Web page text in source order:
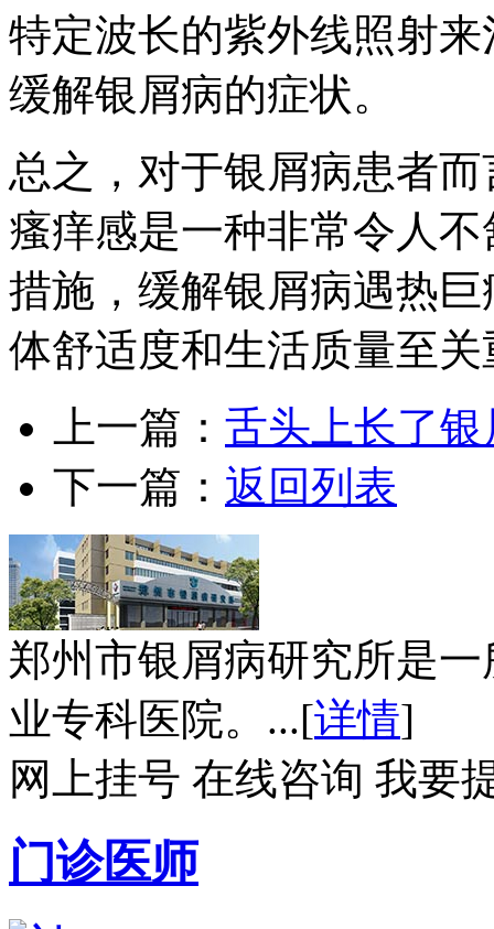
特定波长的紫外线照射
缓解银屑病的症状。
总之，对于银屑病患者
瘙痒感是一种非常令人
措施，缓解银屑病遇热
体舒适度和生活质量至关
上一篇： 舌头上长了银
下一篇： 返回列表
郑州市银屑病研究所是
业专科医院。...[详情]
网上挂号 在线咨询 我要
门诊医师